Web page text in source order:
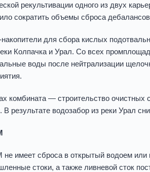
рекультивации одного из двух
сократить объемы сброса
для сбора кислых
Колпачка и Урал. Со всех
воды после нейтрализации
комбината — строительство очистных
В результате водозабор из реки Урал
имеет сброса в открытый водоем или
стоки, а также ливневой сток